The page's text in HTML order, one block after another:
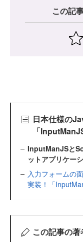
この記
日本仕様の
「
InputManJSと
ットアプリケー
入力フォームの
実装！「
この記事の著